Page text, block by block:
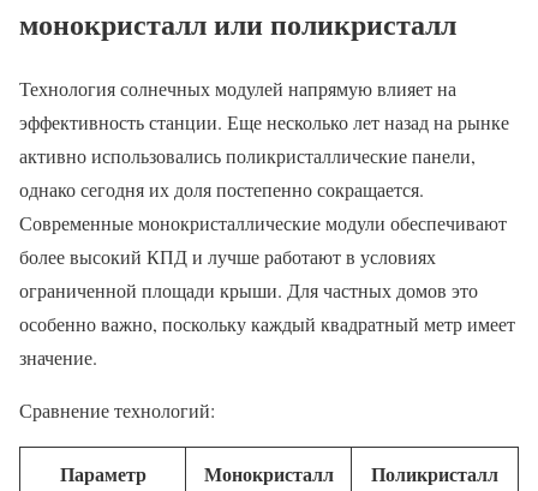
монокристалл или поликристалл
Технология солнечных модулей напрямую влияет на
эффективность станции. Еще несколько лет назад на рынке
активно использовались поликристаллические панели,
однако сегодня их доля постепенно сокращается.
Современные монокристаллические модули обеспечивают
более высокий КПД и лучше работают в условиях
ограниченной площади крыши. Для частных домов это
особенно важно, поскольку каждый квадратный метр имеет
значение.
Сравнение технологий:
Параметр Монокристалл Поликристалл